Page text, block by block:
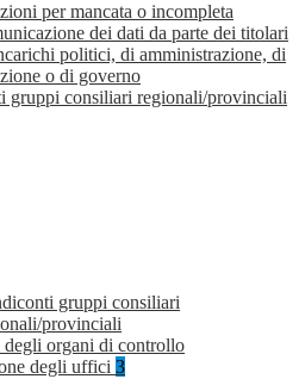
per mancata o incompleta
dei dati da parte dei titolari
politici, di amministrazione, di
o di governo
gruppi consiliari regionali/provinciali
gruppi consiliari
provinciali
organi di controllo
degli uffici 3